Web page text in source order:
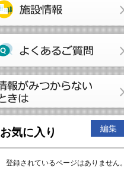
お気に入り 編集
登録されているページはありません。